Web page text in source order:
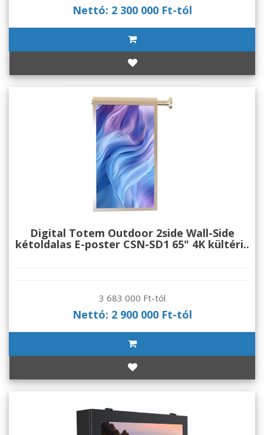
Nettó: 2 300 000 Ft-tól
Digital Totem Outdoor 2side Wall-Side
kétoldalas E-poster CSN-SD1 65" 4K kültéri..
3 683 000 Ft-tól
Nettó: 2 900 000 Ft-tól